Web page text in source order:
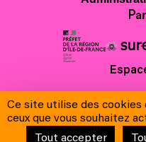
Ce site utilise des cookies
ceux que vous souhaitez
Tout accepter